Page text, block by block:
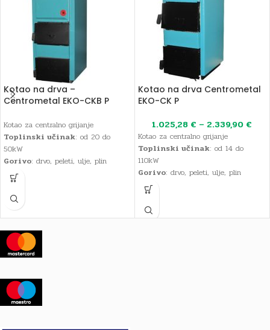
Kotao na drva –
Centrometal EKO-CKB P
Kotao za centralno grijanje
Toplinski učinak: od 20 do
50kW
Gorivo: drvo, peleti, ulje, plin
Kotao na drva Centrometal
EKO-CK P
1.025,28 € – 2.339,90 €
Kotao za centralno grijanje
Toplinski učinak: od 14 do
110kW
Gorivo: drvo, peleti, ulje, plin